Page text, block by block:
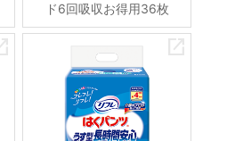
ド6回吸収お得用36枚